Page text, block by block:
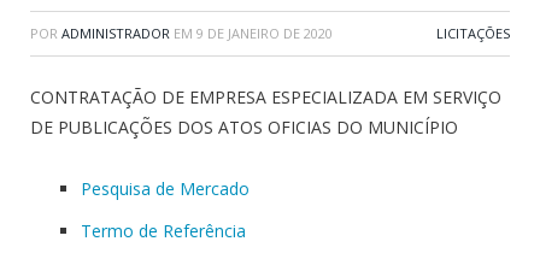
POR ADMINISTRADOR EM 9 DE JANEIRO DE 2020 LICITAÇÕES
CONTRATAÇÃO DE EMPRESA ESPECIALIZADA EM SERVIÇO
DE PUBLICAÇÕES DOS ATOS OFICIAS DO MUNICÍPIO
Pesquisa de Mercado
Termo de Referência